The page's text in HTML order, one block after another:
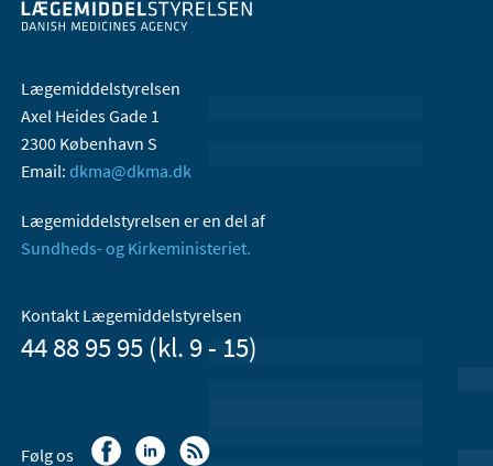
Lægemiddelstyrelsen
Axel Heides Gade 1
2300 København S
Email: dkma@dkma.dk
Lægemiddelstyrelsen er en del af
Sundheds- og Kirkeministeriet.
Kontakt Lægemiddelstyrelsen
44 88 95 95 (kl. 9 - 15)
Følg os